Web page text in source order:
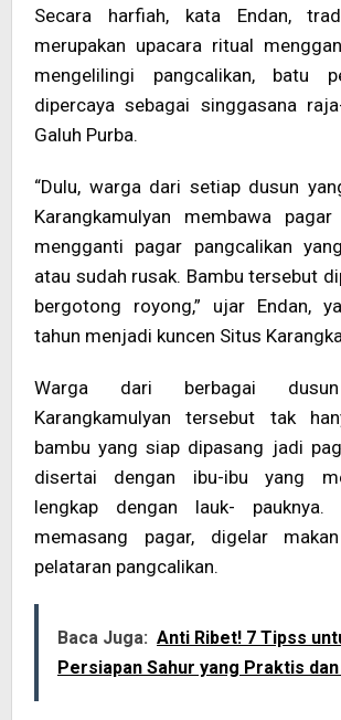
Secara harfiah, kata Endan,
merupakan upacara ritual
mengelilingi pangcalikan, batu
dipercaya sebagai singgasana
Galuh Purba.
“Dulu, warga dari setiap dusun
Karangkamulyan membawa
mengganti pagar pangcalikan
atau sudah rusak. Bambu tersebut
bergotong royong,” ujar Endan,
tahun menjadi kuncen Situs
Warga dari berbagai
Karangkamulyan tersebut tak
bambu yang siap dipasang jadi
disertai dengan ibu-ibu yang
lengkap dengan lauk- pauknya.
memasang pagar, digelar
pelataran pangcalikan.
Baca Juga: Anti Ribet! 7 Tipss
Persiapan Sahur yang Praktis